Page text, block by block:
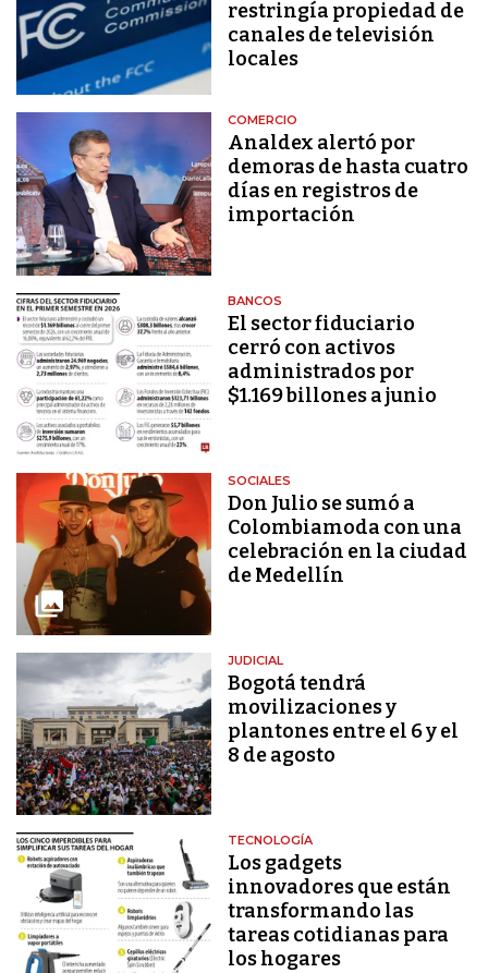
restringía propiedad de
canales de televisión
locales
COMERCIO
Analdex alertó por
demoras de hasta cuatro
días en registros de
importación
BANCOS
El sector fiduciario
cerró con activos
administrados por
$1.169 billones a junio
SOCIALES
Don Julio se sumó a
Colombiamoda con una
celebración en la ciudad
de Medellín
JUDICIAL
Bogotá tendrá
movilizaciones y
plantones entre el 6 y el
8 de agosto
TECNOLOGÍA
Los gadgets
innovadores que están
transformando las
tareas cotidianas para
los hogares